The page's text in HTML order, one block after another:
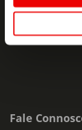
Insira o seu e-
Fale